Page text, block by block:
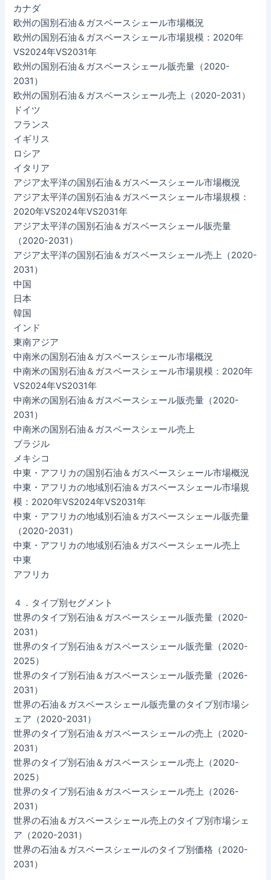
カナダ
欧州の国別石油＆ガスベースシェール市場概況
欧州の国別石油＆ガスベースシェール市場規模：2020年
VS2024年VS2031年
欧州の国別石油＆ガスベースシェール販売量（2020-
2031）
欧州の国別石油＆ガスベースシェール売上（2020-2031）
ドイツ
フランス
イギリス
ロシア
イタリア
アジア太平洋の国別石油＆ガスベースシェール市場概況
アジア太平洋の国別石油＆ガスベースシェール市場規模：
2020年VS2024年VS2031年
アジア太平洋の国別石油＆ガスベースシェール販売量
（2020-2031）
アジア太平洋の国別石油＆ガスベースシェール売上（2020-
2031）
中国
日本
韓国
インド
東南アジア
中南米の国別石油＆ガスベースシェール市場概況
中南米の国別石油＆ガスベースシェール市場規模：2020年
VS2024年VS2031年
中南米の国別石油＆ガスベースシェール販売量（2020-
2031）
中南米の国別石油＆ガスベースシェール売上
ブラジル
メキシコ
中東・アフリカの国別石油＆ガスベースシェール市場概況
中東・アフリカの地域別石油＆ガスベースシェール市場規
模：2020年VS2024年VS2031年
中東・アフリカの地域別石油＆ガスベースシェール販売量
（2020-2031）
中東・アフリカの地域別石油＆ガスベースシェール売上
中東
アフリカ
４．タイプ別セグメント
世界のタイプ別石油＆ガスベースシェール販売量（2020-
2031）
世界のタイプ別石油＆ガスベースシェール販売量（2020-
2025）
世界のタイプ別石油＆ガスベースシェール販売量（2026-
2031）
世界の石油＆ガスベースシェール販売量のタイプ別市場シ
ェア（2020-2031）
世界のタイプ別石油＆ガスベースシェールの売上（2020-
2031）
世界のタイプ別石油＆ガスベースシェール売上（2020-
2025）
世界のタイプ別石油＆ガスベースシェール売上（2026-
2031）
世界の石油＆ガスベースシェール売上のタイプ別市場シェ
ア（2020-2031）
世界の石油＆ガスベースシェールのタイプ別価格（2020-
2031）